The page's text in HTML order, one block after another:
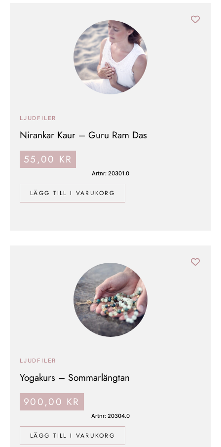
LÄGG TILL I VARUKORG
LJUDFILER
Nirankar Kaur – Guru Ram Das
55,00 KR
Artnr: 20301.0
LÄGG TILL I VARUKORG
LJUDFILER
Yogakurs – Sommarlängtan
900,00 KR
Artnr: 20304.0